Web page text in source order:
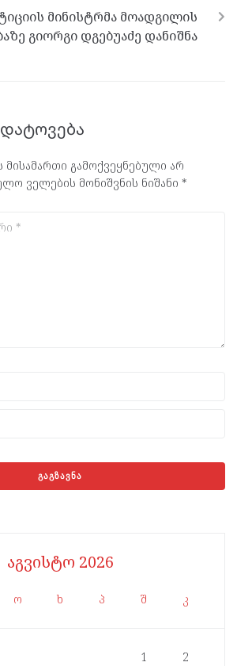
მინისტრმა მოადგილის
გიორგი დგებუაძე დანიშნა
გამოქვეყნებული არ
ველების მონიშვნის ნიშანი *
აგვისტო 2026
ო ხ პ შ კ
1 2